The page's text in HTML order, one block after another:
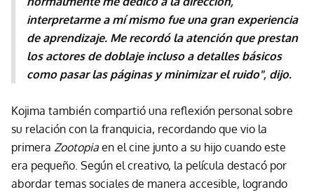
interpretarme a mí mismo fue una gran experiencia
de aprendizaje. Me recordó la atención que prestan
los actores de doblaje incluso a detalles básicos
como pasar las páginas y minimizar el ruido", dijo.
Kojima también compartió una reflexión personal sobre
su relación con la franquicia, recordando que vio la
primera Zootopia en el cine junto a su hijo cuando este
era pequeño. Según el creativo, la película destacó por
abordar temas sociales de manera accesible, logrando